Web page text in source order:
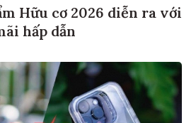
Hữu cơ 2026 diễn ra với
hấp dẫn